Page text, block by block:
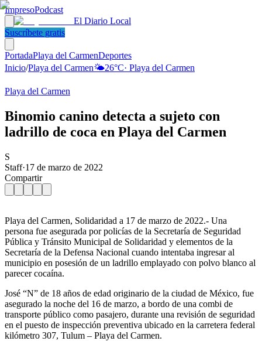
ImpresoPodcast
El Diario Local
Suscríbete gratis
PortadaPlaya del CarmenDeportes
Inicio/Playa del Carmen🌤️26°C· Playa del Carmen
Playa del Carmen
Binomio canino detecta a sujeto con
ladrillo de coca en Playa del Carmen
S
Staff·17 de marzo de 2022
Compartir
Playa del Carmen, Solidaridad a 17 de marzo de 2022.- Una
persona fue asegurada por policías de la Secretaría de Seguridad
Pública y Tránsito Municipal de Solidaridad y elementos de la
Secretaría de la Defensa Nacional cuando intentaba ingresar al
municipio en posesión de un ladrillo emplayado con polvo blanco al
parecer cocaína.
José “N” de 18 años de edad originario de la ciudad de México, fue
asegurado la noche del 16 de marzo, a bordo de una combi de
transporte público como pasajero, durante una revisión de seguridad
en el puesto de inspección preventiva ubicado en la carretera federal
kilómetro 307, Tulum – Playa del Carmen.